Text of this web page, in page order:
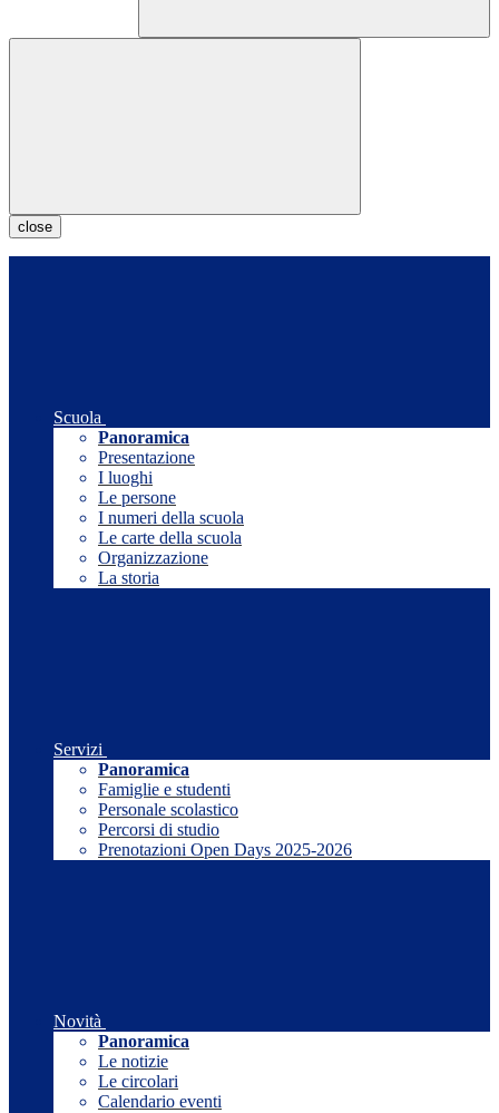
close
Scuola
Panoramica
Presentazione
I luoghi
Le persone
I numeri della scuola
Le carte della scuola
Organizzazione
La storia
Servizi
Panoramica
Famiglie e studenti
Personale scolastico
Percorsi di studio
Prenotazioni Open Days 2025-2026
Novità
Panoramica
Le notizie
Le circolari
Calendario eventi